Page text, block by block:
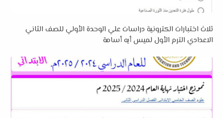
ثلاث اختبارات الكترونية دراسات علي الوحدة الأولي للصف الثاني
الاعدادي الترم الأول لميس أيه أسامة